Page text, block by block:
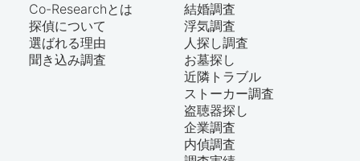
Co-Researchとは
探偵について
選ばれる理由
聞き込み調査
結婚調査
浮気調査
人探し調査
お墓探し
近隣トラブル
ストーカー調査
盗聴器探し
企業調査
内偵調査